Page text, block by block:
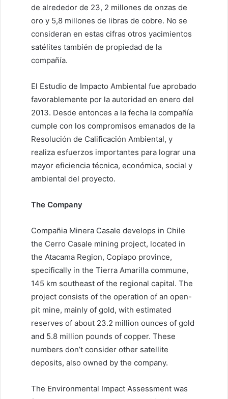
de alrededor de 23, 2 millones de onzas de
oro y 5,8 millones de libras de cobre. No se
consideran en estas cifras otros yacimientos
satélites también de propiedad de la
compañía.
El Estudio de Impacto Ambiental fue aprobado
favorablemente por la autoridad en enero del
2013. Desde entonces a la fecha la compañía
cumple con los compromisos emanados de la
Resolución de Calificación Ambiental, y
realiza esfuerzos importantes para lograr una
mayor eficiencia técnica, económica, social y
ambiental del proyecto.
The Company
Compañia Minera Casale develops in Chile
the Cerro Casale mining project, located in
the Atacama Region, Copiapo province,
specifically in the Tierra Amarilla commune,
145 km southeast of the regional capital. The
project consists of the operation of an open-
pit mine, mainly of gold, with estimated
reserves of about 23.2 million ounces of gold
and 5.8 million pounds of copper. These
numbers don’t consider other satellite
deposits, also owned by the company.
The Environmental Impact Assessment was